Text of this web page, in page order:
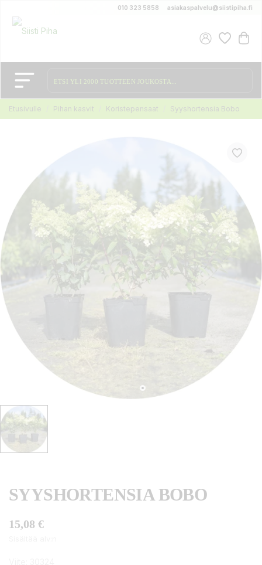
010 323 5858 asiakaspalvelu@siistipiha.fi
Etusivulle Pihan kasvit Koristepensaat Syyshortensia Bobo
SYYSHORTENSIA BOBO
15,08 €